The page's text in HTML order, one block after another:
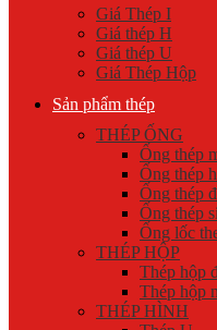
Giá Thép I
Giá thép H
Giá thép U
Giá Thép Hộp
Sản phẩm thép
THÉP ỐNG
Ống thép
Ống thép
Ống thép
Ống thép
Ống lốc
THÉP HỘP
Thép hộp
Thép hộp
THÉP HÌNH